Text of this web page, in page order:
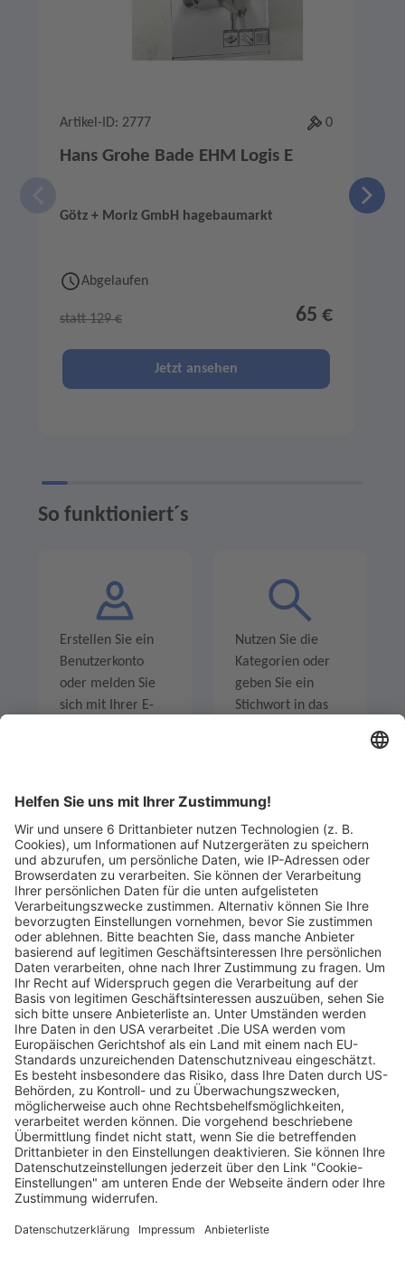
Artikel-ID: 2777 0
Hans Grohe Bade EHM Logis E
Götz + Moriz GmbH hagebaumarkt
Abgelaufen
statt 129 € 65 €
Jetzt ansehen
So funktioniert´s
Erstellen Sie ein
Benutzerkonto
oder melden Sie
sich mit Ihrer E-
Nutzen Sie die
Kategorien oder
geben Sie ein
Stichwort in das
Legen Sie zum
Mitbieten eine
Höchstgrenze für
Ihr Gebot fest. Ein
automatischer
Bietagent bietet
für Sie bis zum
Höchstgebot.
Sind Sie am Ende
der
Höchstbietende,
werden Sie per E-
Mail informiert
und erhalten nach
Zahlungseingang
ein Zertifikat zum
Einlösen des
Angebots.